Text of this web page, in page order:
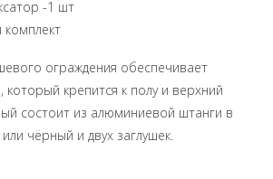
-1 шт
ограждения обеспечивает
крепится к полу и верхний
состоит из алюминиевой штанги в
чёрный и двух заглушек.